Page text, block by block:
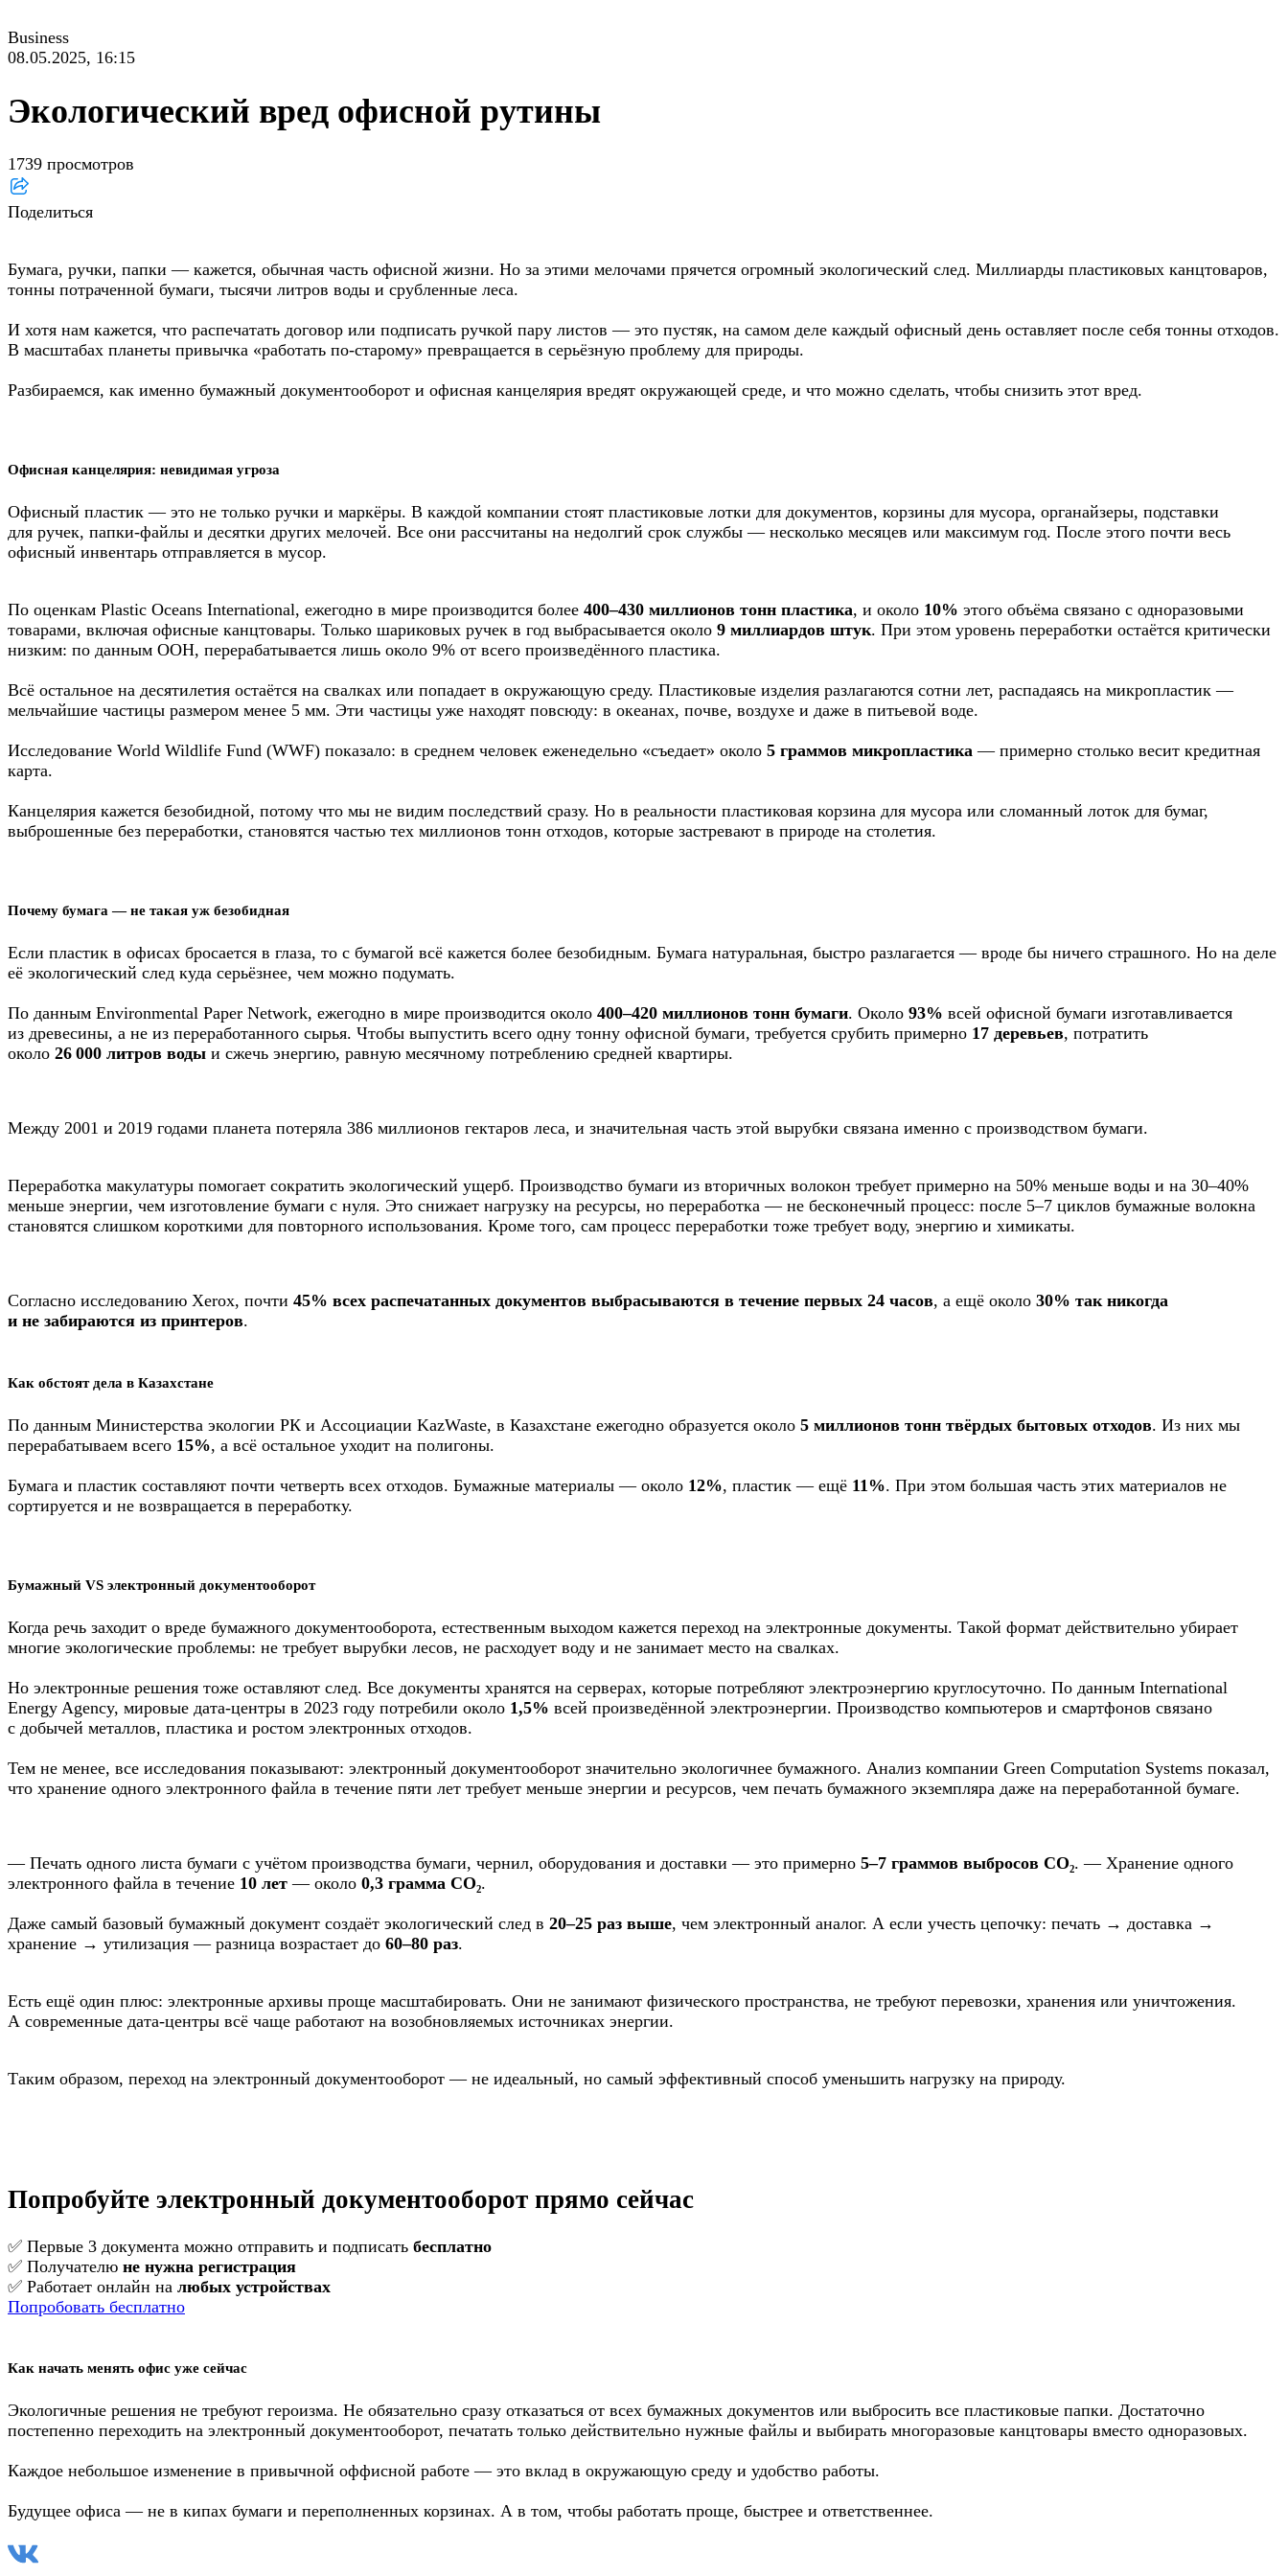
Business
08.05.2025, 16:15
Экологический вред офисной рутины
1739 просмотров
Поделиться
Бумага, ручки, папки — кажется, обычная часть офисной жизни. Но за этими мелочами прячется огромный экологический след. Миллиарды пластиковых канцтоваров,
тонны потраченной бумаги, тысячи литров воды и срубленные леса.
И хотя нам кажется, что распечатать договор или подписать ручкой пару листов — это пустяк, на самом деле каждый офисный день оставляет после себя тонны отходов.
В масштабах планеты привычка «работать по‑старому» превращается в серьёзную проблему для природы.
Разбираемся, как именно бумажный документооборот и офисная канцелярия вредят окружающей среде, и что можно сделать, чтобы снизить этот вред.
Офисная канцелярия: невидимая угроза
Офисный пластик — это не только ручки и маркёры. В каждой компании стоят пластиковые лотки для документов, корзины для мусора, органайзеры, подставки
для ручек, папки-файлы и десятки других мелочей. Все они рассчитаны на недолгий срок службы — несколько месяцев или максимум год. После этого почти весь
офисный инвентарь отправляется в мусор.
По оценкам Plastic Oceans International, ежегодно в мире производится более 400–430 миллионов тонн пластика, и около 10% этого объёма связано с одноразовыми
товарами, включая офисные канцтовары. Только шариковых ручек в год выбрасывается около 9 миллиардов штук. При этом уровень переработки остаётся критически
низким: по данным ООН, перерабатывается лишь около 9% от всего произведённого пластика.
Всё остальное на десятилетия остаётся на свалках или попадает в окружающую среду. Пластиковые изделия разлагаются сотни лет, распадаясь на микропластик —
мельчайшие частицы размером менее 5 мм. Эти частицы уже находят повсюду: в океанах, почве, воздухе и даже в питьевой воде.
Исследование World Wildlife Fund (WWF) показало: в среднем человек еженедельно «съедает» около 5 граммов микропластика — примерно столько весит кредитная
карта.
Канцелярия кажется безобидной, потому что мы не видим последствий сразу. Но в реальности пластиковая корзина для мусора или сломанный лоток для бумаг,
выброшенные без переработки, становятся частью тех миллионов тонн отходов, которые застревают в природе на столетия.
Почему бумага — не такая уж безобидная
Если пластик в офисах бросается в глаза, то с бумагой всё кажется более безобидным. Бумага натуральная, быстро разлагается — вроде бы ничего страшного. Но на деле
её экологический след куда серьёзнее, чем можно подумать.
По данным Environmental Paper Network, ежегодно в мире производится около 400–420 миллионов тонн бумаги. Около 93% всей офисной бумаги изготавливается
из древесины, а не из переработанного сырья. Чтобы выпустить всего одну тонну офисной бумаги, требуется срубить примерно 17 деревьев, потратить
около 26 000 литров воды и сжечь энергию, равную месячному потреблению средней квартиры.
Между 2001 и 2019 годами планета потеряла 386 миллионов гектаров леса, и значительная часть этой вырубки связана именно с производством бумаги.
Переработка макулатуры помогает сократить экологический ущерб. Производство бумаги из вторичных волокон требует примерно на 50% меньше воды и на 30–40%
меньше энергии, чем изготовление бумаги с нуля. Это снижает нагрузку на ресурсы, но переработка — не бесконечный процесс: после 5–7 циклов бумажные волокна
становятся слишком короткими для повторного использования. Кроме того, сам процесс переработки тоже требует воду, энергию и химикаты.
Согласно исследованию Xerox, почти 45% всех распечатанных документов выбрасываются в течение первых 24 часов, а ещё около 30% так никогда
и не забираются из принтеров.
Как обстоят дела в Казахстане
По данным Министерства экологии РК и Ассоциации KazWaste, в Казахстане ежегодно образуется около 5 миллионов тонн твёрдых бытовых отходов. Из них мы
перерабатываем всего 15%, а всё остальное уходит на полигоны.
Бумага и пластик составляют почти четверть всех отходов. Бумажные материалы — около 12%, пластик — ещё 11%. При этом большая часть этих материалов не
сортируется и не возвращается в переработку.
Бумажный VS электронный документооборот
Когда речь заходит о вреде бумажного документооборота, естественным выходом кажется переход на электронные документы. Такой формат действительно убирает
многие экологические проблемы: не требует вырубки лесов, не расходует воду и не занимает место на свалках.
Но электронные решения тоже оставляют след. Все документы хранятся на серверах, которые потребляют электроэнергию круглосуточно. По данным International
Energy Agency, мировые дата-центры в 2023 году потребили около 1,5% всей произведённой электроэнергии. Производство компьютеров и смартфонов связано
с добычей металлов, пластика и ростом электронных отходов.
Тем не менее, все исследования показывают: электронный документооборот значительно экологичнее бумажного. Анализ компании Green Computation Systems показал,
что хранение одного электронного файла в течение пяти лет требует меньше энергии и ресурсов, чем печать бумажного экземпляра даже на переработанной бумаге.
— Печать одного листа бумаги с учётом производства бумаги, чернил, оборудования и доставки — это примерно 5–7 граммов выбросов CO₂. — Хранение одного
электронного файла в течение 10 лет — около 0,3 грамма CO₂.
Даже самый базовый бумажный документ создаёт экологический след в 20–25 раз выше, чем электронный аналог. А если учесть цепочку: печать → доставка →
хранение → утилизация — разница возрастает до 60–80 раз.
Есть ещё один плюс: электронные архивы проще масштабировать. Они не занимают физического пространства, не требуют перевозки, хранения или уничтожения.
А современные дата-центры всё чаще работают на возобновляемых источниках энергии.
Таким образом, переход на электронный документооборот — не идеальный, но самый эффективный способ уменьшить нагрузку на природу.
Попробуйте электронный документооборот прямо сейчас
✅ Первые 3 документа можно отправить и подписать бесплатно
✅ Получателю не нужна регистрация
✅ Работает онлайн на любых устройствах
Попробовать бесплатно
Как начать менять офис уже сейчас
Экологичные решения не требуют героизма. Не обязательно сразу отказаться от всех бумажных документов или выбросить все пластиковые папки. Достаточно
постепенно переходить на электронный документооборот, печатать только действительно нужные файлы и выбирать многоразовые канцтовары вместо одноразовых.
Каждое небольшое изменение в привычной оффисной работе — это вклад в окружающую среду и удобство работы.
Будущее офиса — не в кипах бумаги и переполненных корзинах. А в том, чтобы работать проще, быстрее и ответственнее.